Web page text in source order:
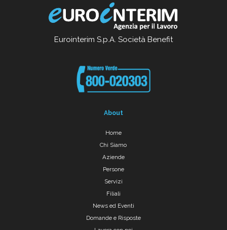
Eurointerim S.p.A. Società Benefit
About
Home
Chi Siamo
Aziende
Persone
Servizi
Filiali
News ed Eventi
Domande e Risposte